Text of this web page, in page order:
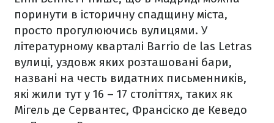
поринути в історичну спадщину міста,
просто прогулюючись вулицями. У
літературному кварталі Barrio de las Letras
вулиці, уздовж яких розташовані бари,
названі на честь видатних письменників,
які жили тут у 16 – 17 століттях, таких як
Мігель де Сервантес, Франсіско де Кеведо